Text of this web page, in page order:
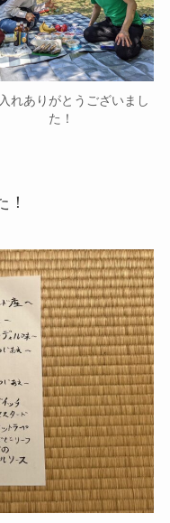
れありがとうございまし
た！
！